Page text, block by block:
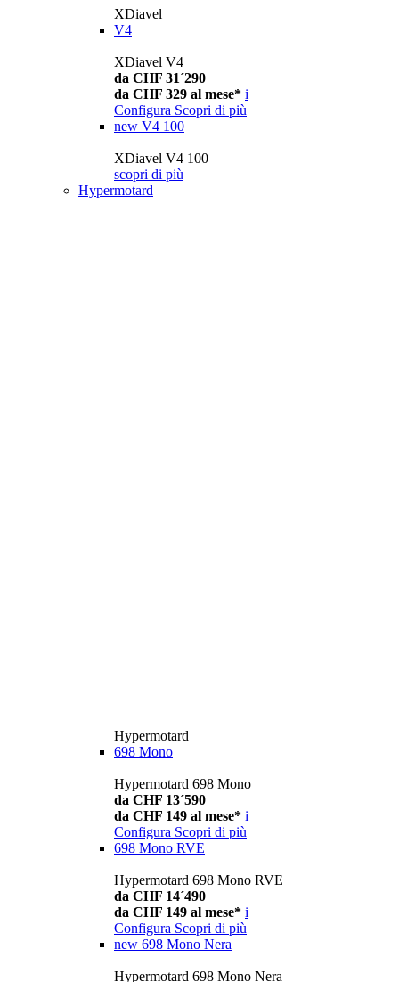
XDiavel
V4
XDiavel V4
da CHF 31´290
da CHF 329 al mese* i
Configura Scopri di più
new V4 100
XDiavel V4 100
scopri di più
Hypermotard
Hypermotard
698 Mono
Hypermotard 698 Mono
da CHF 13´590
da CHF 149 al mese* i
Configura Scopri di più
698 Mono RVE
Hypermotard 698 Mono RVE
da CHF 14´490
da CHF 149 al mese* i
Configura Scopri di più
new 698 Mono Nera
Hypermotard 698 Mono Nera